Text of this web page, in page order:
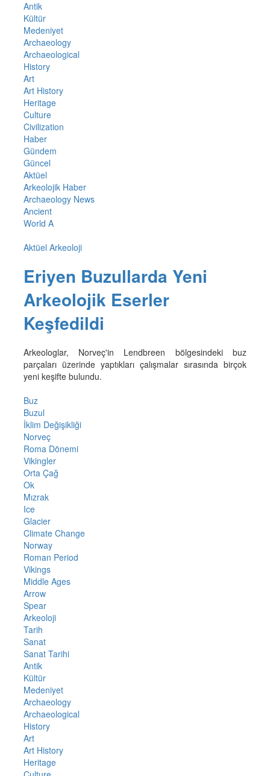
Antik
Kültür
Medeniyet
Archaeology
Archaeological
History
Art
Art History
Heritage
Culture
Civilization
Haber
Gündem
Güncel
Aktüel
Arkeolojik Haber
Archaeology News
Ancient
World A
Aktüel Arkeoloji
Eriyen Buzullarda Yeni
Arkeolojik Eserler
Keşfedildi
Arkeologlar, Norveç'in Lendbreen bölgesindeki buz
parçaları üzerinde yaptıkları çalışmalar sırasında birçok
yeni keşifte bulundu.
Buz
Buzul
İklim Değişikliği
Norveç
Roma Dönemi
Vikingler
Orta Çağ
Ok
Mızrak
Ice
Glacier
Climate Change
Norway
Roman Period
Vikings
Middle Ages
Arrow
Spear
Arkeoloji
Tarih
Sanat
Sanat Tarihi
Antik
Kültür
Medeniyet
Archaeology
Archaeological
History
Art
Art History
Heritage